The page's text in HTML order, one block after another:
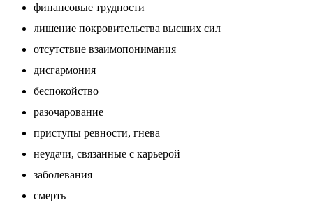
финансовые трудности
лишение покровительства высших сил
отсутствие взаимопонимания
дисгармония
беспокойство
разочарование
приступы ревности, гнева
неудачи, связанные с карьерой
заболевания
смерть